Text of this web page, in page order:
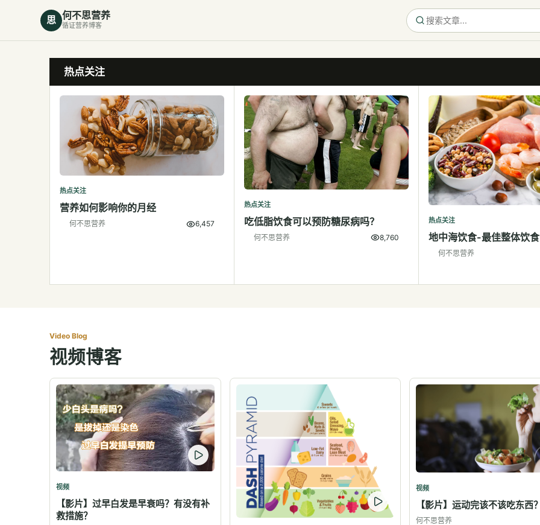
思 何不思营养
循证营养博客
热点关注
热点关注
营养如何影响你的月经
何不思营养 6,457
热点关注
吃低脂饮食可以预防糖尿病吗？
何不思营养 8,760
热点关注
地中海饮食-最佳整体饮食
何不思营养
Video Blog
视频博客
视频
【影片】过早白发是早衰吗？有没有补
救措施？
视频
【影片】运动完该不该吃东西
何不思营养